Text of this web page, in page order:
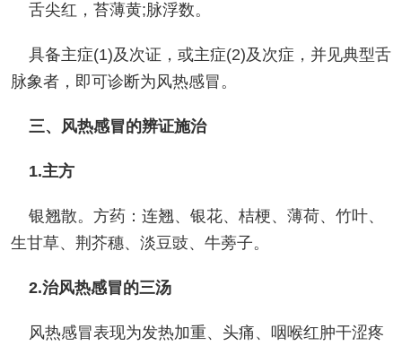
舌尖红，苔薄黄;脉浮数。
具备主症(1)及次证，或主症(2)及次症，并见典型舌
脉象者，即可诊断为风热感冒。
三、风热感冒的辨证施治
1.主方
银翘散。方药：连翘、银花、桔梗、薄荷、竹叶、
生甘草、荆芥穗、淡豆豉、牛蒡子。
2.治风热感冒的三汤
风热感冒表现为发热加重、头痛、咽喉红肿干涩疼